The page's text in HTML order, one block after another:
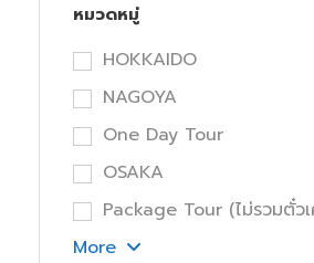
หมวดหมู่
HOKKAIDO
NAGOYA
One Day Tour
OSAKA
Package Tour (ไม่รวมตั๋ว
More